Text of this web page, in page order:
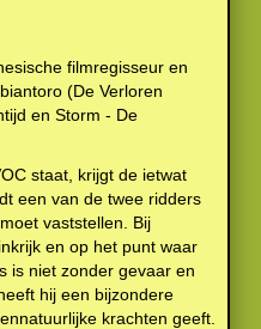
filmregisseur en
(De Verloren
en Storm - De
staat, krijgt de ietwat
een van de twee ridders
vaststellen. Bij
en op het punt waar
is niet zonder gevaar en
hij een bijzondere
krachten geeft.